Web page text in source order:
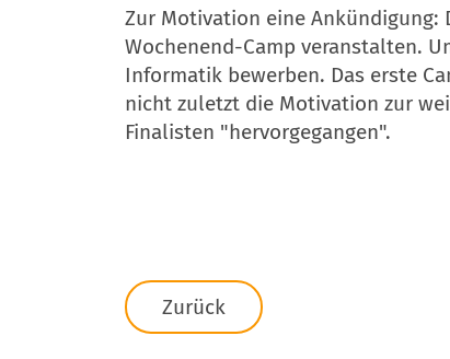
Zur Motivation eine Ankündigung:
Wochenend-Camp veranstalten.
Informatik bewerben. Das erste
nicht zuletzt die Motivation zur
Finalisten "hervorgegangen".
Zurück